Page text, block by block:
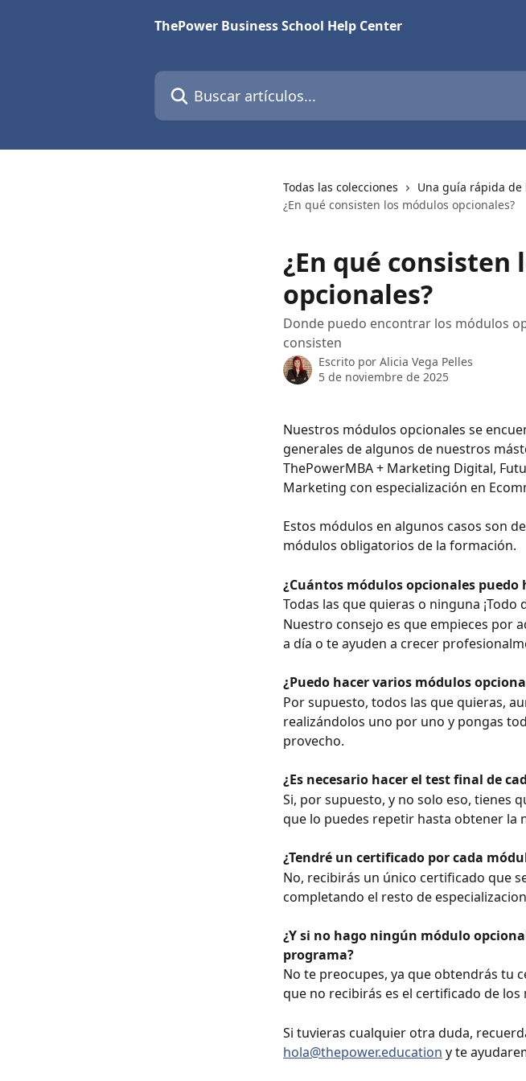
ThePower Business School Help Center
Buscar artículos...
Todas las colecciones
Una guía rápida
¿En qué consisten los módulos opcionales?
¿En qué consisten
opcionales?
Donde puedo encontrar los módulos
consisten
Escrito por Alicia Vega Pelles
5 de noviembre de 2025
Nuestros módulos opcionales se
generales de algunos de nuestros
ThePowerMBA + Marketing Digital,
Marketing con especialización en
Estos módulos en algunos casos son
módulos obligatorios de la formación.
¿Cuántos módulos opcionales puedo
Todas las que quieras o ninguna ¡Todo
Nuestro consejo es que empieces por
a día o te ayuden a crecer
¿Puedo hacer varios módulos
Por supuesto, todos las que quieras,
realizándolos uno por uno y pongas
provecho.
¿Es necesario hacer el test final de
Si, por supuesto, y no solo eso, tienes
que lo puedes repetir hasta obtener la
¿Tendré un certificado por cada
No, recibirás un único certificado que
completando el resto de
¿Y si no hago ningún módulo
programa?
No te preocupes, ya que obtendrás tu
que no recibirás es el certificado de
Si tuvieras cualquier otra duda,
hola@thepower.education y te